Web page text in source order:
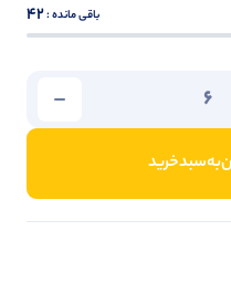
باقی مانده :42